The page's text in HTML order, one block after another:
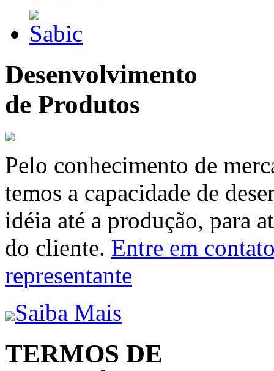
Desenvolvimento
de Produtos
Pelo conhecimento de
temos a capacidade de
idéia até a produção, para
do cliente. Entre em
representante
Saiba Mais
TERMOS DE